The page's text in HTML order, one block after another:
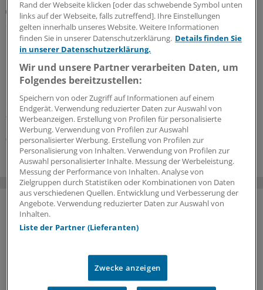
Rentenversicherung sieht abhängige Beschäftigung
Sozialversicherungspflicht weiter ungeklärt: KV
Brandenburg schließt Freelancer von
Bereitschaftsdienst aus
Die KV Brandenburg liegt wegen der Poolärzte im
Bereitschaftsdienst im Clinch mit der
Rentenversicherung. Die Bundesregierung müsse
endlich für die versprochene Klarstellung sorgen,
fordert die KV.
06.07.2026
Rand der Webseite klicken [oder das schwebende Symbol unten
links auf der Webseite, falls zutreffend]. Ihre Einstellungen
gelten innerhalb unseres Website. Weitere Informationen
finden Sie in unserer Datenschutzerklärung. Details finden Sie
in unserer Datenschutzerklärung.
Wir und unsere Partner verarbeiten Daten, um
Folgendes bereitzustellen:
Speichern von oder Zugriff auf Informationen auf einem
Endgerät. Verwendung reduzierter Daten zur Auswahl von
Werbeanzeigen. Erstellung von Profilen für personalisierte
Werbung. Verwendung von Profilen zur Auswahl
personalisierter Werbung. Erstellung von Profilen zur
Personalisierung von Inhalten. Verwendung von Profilen zur
Auswahl personalisierter Inhalte. Messung der Werbeleistung.
Messung der Performance von Inhalten. Analyse von
Zielgruppen durch Statistiken oder Kombinationen von Daten
aus verschiedenen Quellen. Entwicklung und Verbesserung der
Angebote. Verwendung reduzierter Daten zur Auswahl von
Inhalten.
Liste der Partner (Lieferanten)
Zwecke anzeigen